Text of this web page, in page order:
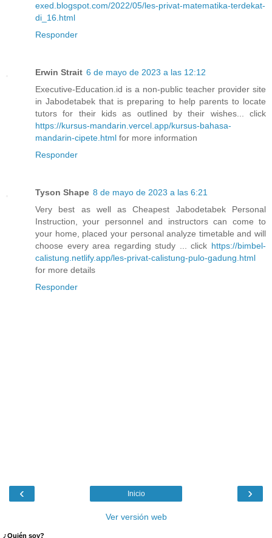
exed.blogspot.com/2022/05/les-privat-matematika-terdekat-
di_16.html
Responder
Erwin Strait 6 de mayo de 2023 a las 12:12
Executive-Education.id is a non-public teacher provider site
in Jabodetabek that is preparing to help parents to locate
tutors for their kids as outlined by their wishes... click
https://kursus-mandarin.vercel.app/kursus-bahasa-
mandarin-cipete.html for more information
Responder
Tyson Shape 8 de mayo de 2023 a las 6:21
Very best as well as Cheapest Jabodetabek Personal
Instruction, your personnel and instructors can come to
your home, placed your personal analyze timetable and will
choose every area regarding study ... click https://bimbel-
calistung.netlify.app/les-privat-calistung-pulo-gadung.html
for more details
Responder
‹ ›
Inicio
Ver versión web
¿Quién soy?